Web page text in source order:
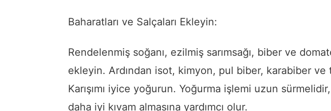
Baharatları ve Salçaları Ekleyin:
Rendelenmiş soğanı, ezilmiş sarımsağı, biber ve
ekleyin. Ardından isot, kimyon, pul biber, karabiber ve
Karışımı iyice yoğurun. Yoğurma işlemi uzun
daha iyi kıvam almasına yardımcı olur.